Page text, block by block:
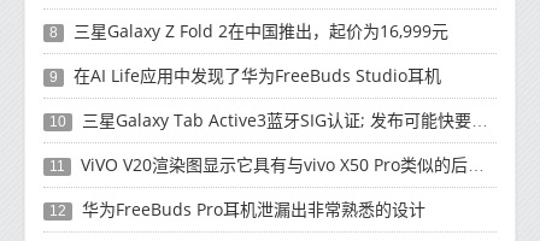
8 三星Galaxy Z Fold 2在中国推出，起价为16,999元
9 在AI Life应用中发现了华为FreeBuds Studio耳机
10 三星Galaxy Tab Active3蓝牙SIG认证; 发布可能快要结束了
11 ViVO V20渲染图显示它具有与vivo X50 Pro类似的后部设计
12 华为FreeBuds Pro耳机泄漏出非常熟悉的设计